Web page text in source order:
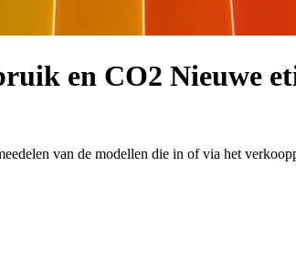
en CO2 Nieuwe
van de modellen die in of via het